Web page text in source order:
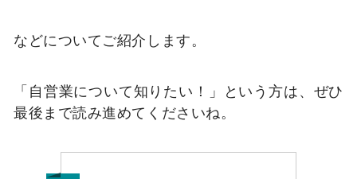
などについてご紹介します。
「自営業について知りたい！」という方は、ぜひ
最後まで読み進めてくださいね。